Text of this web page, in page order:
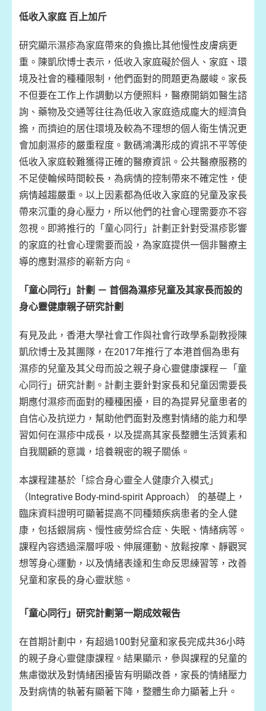
低收入家庭 百上加斤
研究顯示濕疹為家庭帶來的負擔比其他慢性皮膚病更
重。陳凱欣博士表示，低收入家庭礙於個人、家庭、環
境及社會的種種限制，他們面對的問題更為嚴峻。家長
不但要在工作上作調動以方便照料，醫療開銷如醫生諮
詢、藥物及交通等往往為低收入家庭造成龐大的經濟負
擔，而擠迫的居住環境及較為不理想的個人衛生情況更
會加劇濕疹的嚴重程度。數碼鴻溝形成的資訊不平等使
低收入家庭較難獲得正確的醫療資訊。公共醫療服務的
不足使輪候時間較長，為病情的控制帶來不確定性，使
病情越趨嚴重。以上因素都為低收入家庭的兒童及家長
帶來沉重的身心壓力，所以他們的社會心理需要亦不容
忽視。即將推行的「童心同行」計劃正針對受濕疹影響
的家庭的社會心理需要而設，為家庭提供一個非醫療主
導的應對濕疹的嶄新方向。
「童心同行」計劃 － 首個為濕疹兒童及其家長而設的
身心靈健康親子研究計劃
有見及此，香港大學社會工作與社會行政學系副教授陳
凱欣博士及其團隊，在2017年推行了本港首個為患有
濕疹的兒童及其父母而設之親子身心靈健康課程－「童
心同行」研究計劃。計劃主要針對家長和兒童因需要長
期應付濕疹而面對的種種困擾，目的為提昇兒童患者的
自信心及抗逆力，幫助他們面對及應對情緒的能力和學
習如何在濕疹中成長，以及提高其家長整體生活質素和
自我關顧的意識，培養親密的親子關係。
本課程建基於「綜合身心靈全人健康介入模式」
（Integrative Body-mind-spirit Approach） 的基礎上，
臨床資料證明可顯著提高不同種類疾病患者的全人健
康，包括銀屑病、慢性疲勞綜合症、失眠、情緒病等。
課程內容透過深層呼吸、伸展運動、放鬆按摩、靜觀冥
想等身心運動，以及情緒表達和生命反思練習等，改善
兒童和家長的身心靈狀態。
「童心同行」研究計劃第一期成效報告
在首期計劃中，有超過100對兒童和家長完成共36小時
的親子身心靈健康課程。結果顯示，參與課程的兒童的
焦慮徵狀及對情緒困擾皆有明顯改善，家長的情緒壓力
及對病情的執著有顯著下降，整體生命力顯著上升。